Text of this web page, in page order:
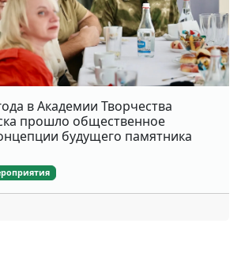
в Академии Творчества
прошло общественное
будущего памятника